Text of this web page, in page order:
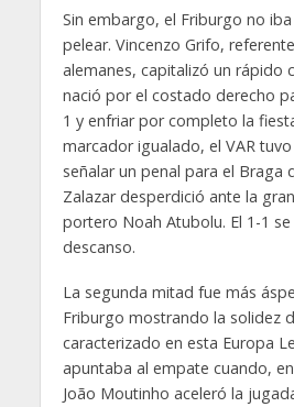
Sin embargo, el Friburgo no
pelear. Vincenzo Grifo,
alemanes, capitalizó un rápido
nació por el costado derecho
1 y enfriar por completo la
marcador igualado, el VAR
señalar un penal para el Braga
Zalazar desperdició ante la
portero Noah Atubolu. El 1-1
descanso.
La segunda mitad fue más
Friburgo mostrando la solidez
caracterizado en esta Europa
apuntaba al empate cuando,
João Moutinho aceleró la